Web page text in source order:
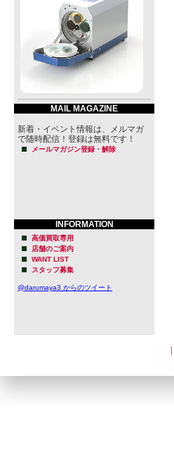
MAIL MAGAZINE
新着・イベント情報は、メルマガ
で随時配信！登録は無料です！
メールマガジン登録・解除
INFORMATION
高価買取専用
店舗のご案内
WANT LIST
スタッフ募集
@darumaya3 からのツイート